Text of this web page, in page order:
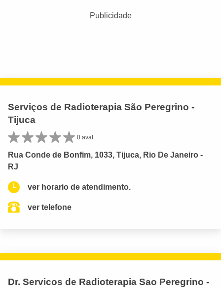
Publicidade
Serviços de Radioterapia São Peregrino -
Tijuca
0 aval.
Rua Conde de Bonfim, 1033, Tijuca, Rio De Janeiro -
RJ
ver horario de atendimento.
ver telefone
Dr. Servicos de Radioterapia Sao Peregrino -